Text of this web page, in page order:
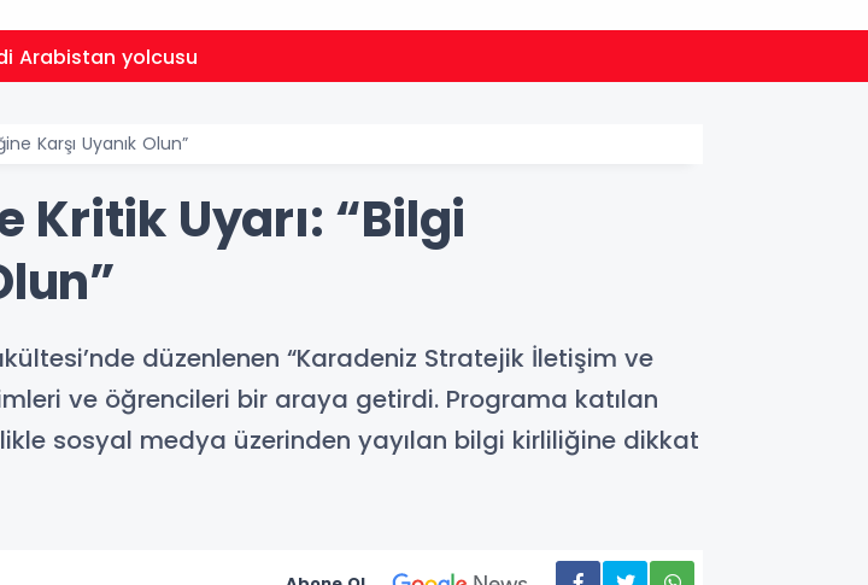
Arabistan yolcusu
Karşı Uyanık Olun”
Kritik Uyarı: “Bilgi
düzenlenen “Karadeniz Stratejik İletişim ve
ve öğrencileri bir araya getirdi. Programa katılan
sosyal medya üzerinden yayılan bilgi kirliliğine dikkat